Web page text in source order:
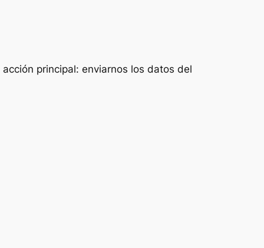
principal: enviarnos los datos del